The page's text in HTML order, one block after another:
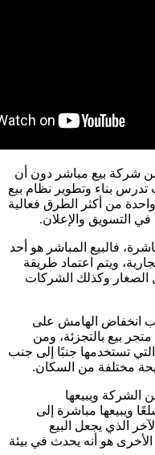
شركة بيع مباشر دون أن
بناء وتطوير نظام بيع
واحدة من أكثر الطرق فعالية
في التسويق والإعلان.
فالبيع المباشر هو أحد
ويتم اعتماد طريقة
الصغار وكذلك الشركات
انخفاض الهامش على
بيع بالتجزئة، ومن
تستخدمها جنبًا إلى جنب
مختلفة من السكان.
الشركة ويبيعها
ويبيعها مباشرة إلى
الذي يجعل البيع
الأخرى هو أنه يحدث في بيئة